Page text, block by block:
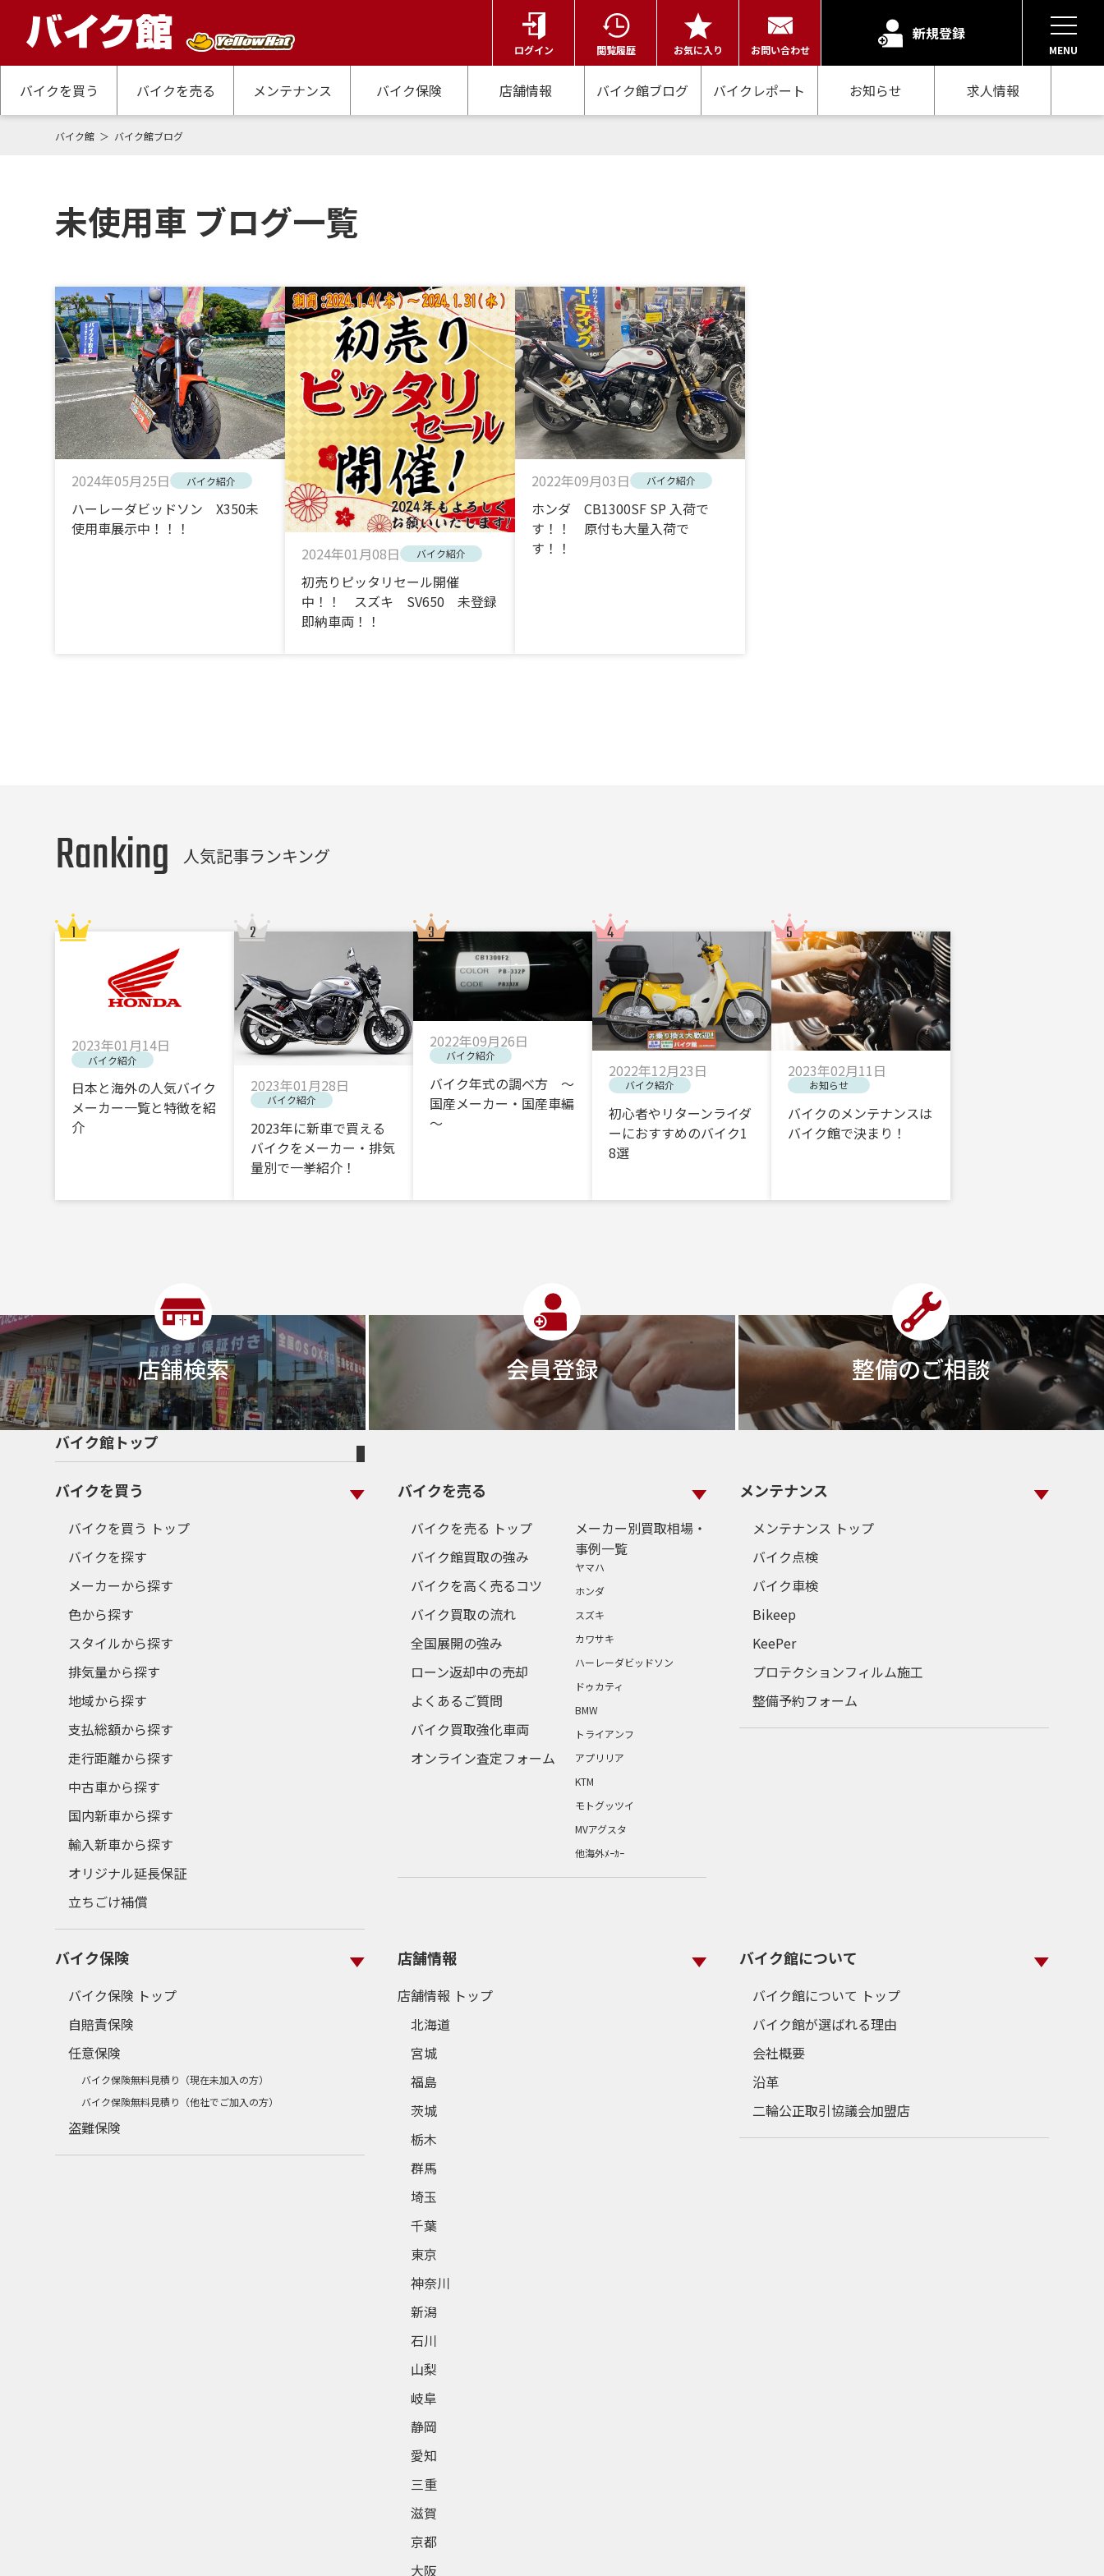
ログイン 閲覧履歴 お気に入り お問い合わせ
新規登録
MENU
バイクを買う バイクを売る メンテナンス バイク保険 店舗情報 バイク館ブログ バイクレポート お知らせ 求人情報
バイク館 バイク館ブログ
未使用車 ブログ一覧
2024年05月25日 バイク紹介
ハーレーダビッドソン X350未
使用車展示中！！！
2024年01月08日
バイク紹介
初売りピッタリセール開催
中！！ スズキ SV650 未登録
即納車両！！
2022年09月03日 バイク紹介
ホンダ CB1300SF SP 入荷で
す！！ 原付も大量入荷で
す！！
Ranking 人気記事ランキング
2023年01月14日
バイク紹介
日本と海外の人気バイク
メーカー一覧と特徴を紹
介
2023年01月28日
バイク紹介
2023年に新車で買える
バイクをメーカー・排気
量別で一挙紹介！
2022年09月26日
バイク紹介
バイク年式の調べ方 ～
国産メーカー・国産車編
～
2022年12月23日
バイク紹介
初心者やリターンライダ
ーにおすすめのバイク1
8選
2023年02月11日
お知らせ
バイクのメンテナンスは
バイク館で決まり！
店舗検索 会員登録 整備のご相談
バイク館トップ
バイクを買う
バイクを買う トップ
バイクを探す
メーカーから探す
色から探す
スタイルから探す
排気量から探す
地域から探す
支払総額から探す
走行距離から探す
中古車から探す
国内新車から探す
輸入新車から探す
オリジナル延長保証
立ちごけ補償
バイクを売る
バイクを売る トップ
バイク館買取の強み
バイクを高く売るコツ
バイク買取の流れ
全国展開の強み
ローン返却中の売却
よくあるご質問
バイク買取強化車両
オンライン査定フォーム
メーカー別買取相場・
事例一覧
ヤマハ
ホンダ
スズキ
カワサキ
ハーレーダビッドソン
ドゥカティ
BMW
トライアンフ
アプリリア
KTM
モトグッツイ
MVアグスタ
他海外ﾒｰｶｰ
メンテナンス
メンテナンス トップ
バイク点検
バイク車検
Bikeep
KeePer
プロテクションフィルム施工
整備予約フォーム
バイク保険
バイク保険 トップ
自賠責保険
任意保険
バイク保険無料見積り（現在未加入の方）
バイク保険無料見積り（他社でご加入の方）
盗難保険
店舗情報
店舗情報 トップ
北海道
宮城
福島
茨城
栃木
群馬
埼玉
千葉
東京
神奈川
新潟
石川
山梨
岐阜
静岡
愛知
三重
滋賀
京都
大阪
バイク館について
バイク館について トップ
バイク館が選ばれる理由
会社概要
沿革
二輪公正取引協議会加盟店